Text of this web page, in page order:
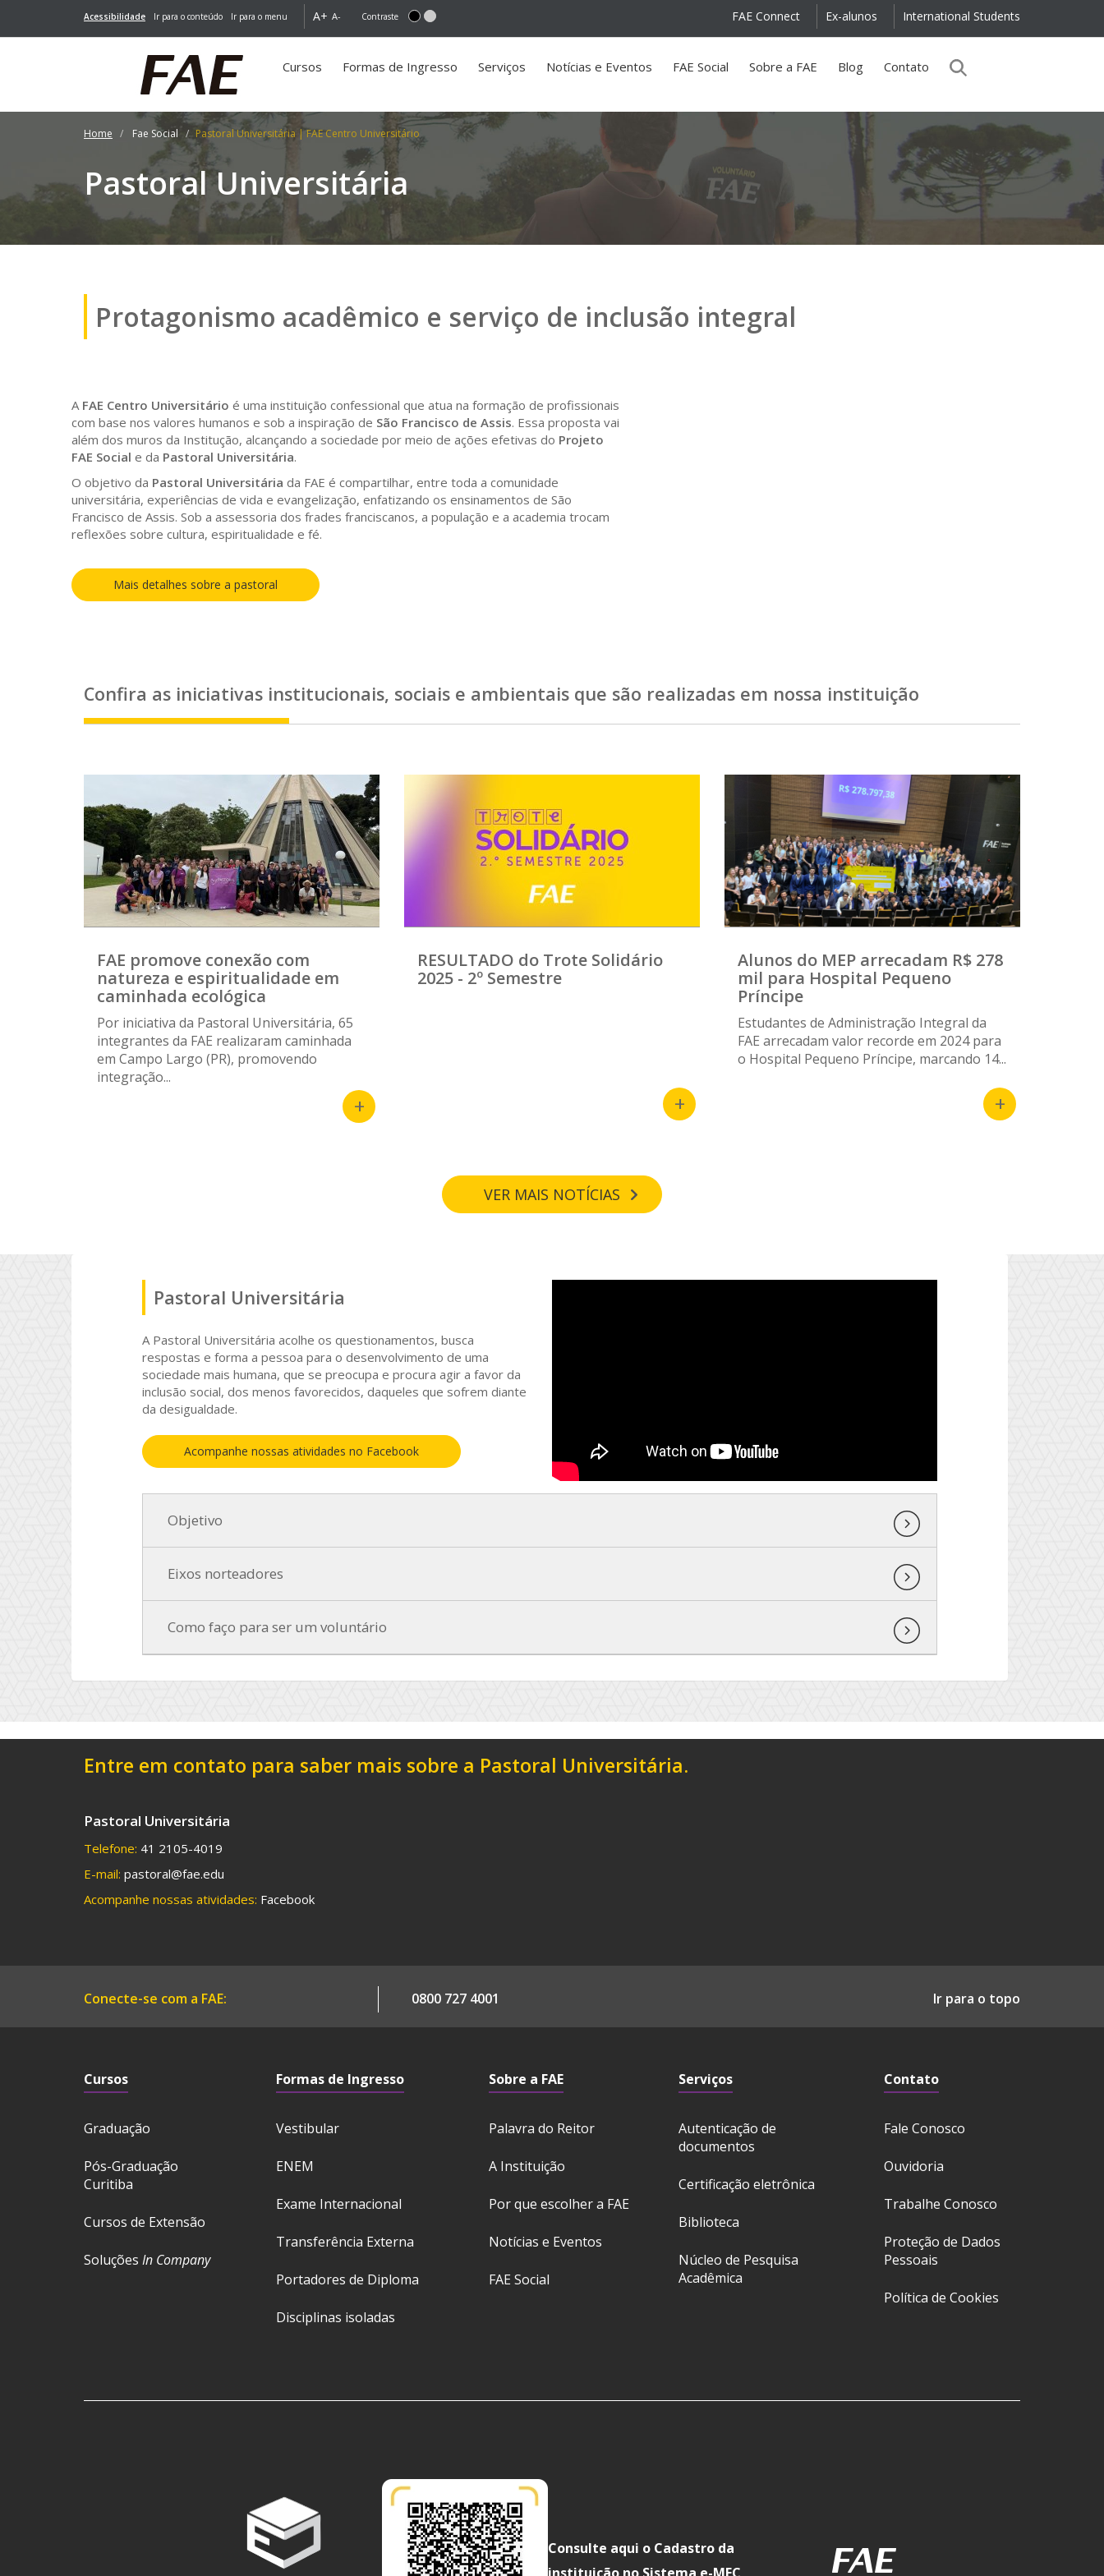
Acessibilidade Ir para o conteúdo Ir para o menu A+ A- Contraste International Students
Ex-alunos
FAE Connect
Cursos Formas de Ingresso Serviços Notícias e Eventos FAE Social
Sobre a FAE
Blog Contato
Home Fae Social Pastoral Universitária | FAE Centro Universitário
Pastoral Universitária
Protagonismo acadêmico e serviço de inclusão integral
A FAE Centro Universitário é uma instituição confessional que atua na formação de profissionais
com base nos valores humanos e sob a inspiração de São Francisco de Assis. Essa proposta vai
além dos muros da Institução, alcançando a sociedade por meio de ações efetivas do Projeto
FAE Social e da Pastoral Universitária.
O objetivo da Pastoral Universitária da FAE é compartilhar, entre toda a comunidade
universitária, experiências de vida e evangelização, enfatizando os ensinamentos de São
Francisco de Assis. Sob a assessoria dos frades franciscanos, a população e a academia trocam
reflexões sobre cultura, espiritualidade e fé.
Mais detalhes sobre a pastoral
Confira as iniciativas institucionais, sociais e ambientais que são realizadas em nossa instituição
FAE promove conexão com
natureza e espiritualidade em
caminhada ecológica
Por iniciativa da Pastoral Universitária, 65
integrantes da FAE realizaram caminhada
em Campo Largo (PR), promovendo
integração...
+
RESULTADO do Trote Solidário
2025 - 2º Semestre
+
Alunos do MEP arrecadam R$ 278
mil para Hospital Pequeno
Príncipe
Estudantes de Administração Integral da
FAE arrecadam valor recorde em 2024 para
o Hospital Pequeno Príncipe, marcando 14...
+
VER MAIS NOTÍCIAS
Pastoral Universitária
A Pastoral Universitária acolhe os questionamentos, busca
respostas e forma a pessoa para o desenvolvimento de uma
sociedade mais humana, que se preocupa e procura agir a favor da
inclusão social, dos menos favorecidos, daqueles que sofrem diante
da desigualdade.
Acompanhe nossas atividades no Facebook
Objetivo
Eixos norteadores
Como faço para ser um voluntário
Entre em contato para saber mais sobre a Pastoral Universitária.
Pastoral Universitária
Telefone: 41 2105-4019
E-mail: pastoral@fae.edu
Acompanhe nossas atividades: Facebook
Conecte-se com a FAE: 0800 727 4001 Ir para o topo
Cursos
Graduação
Pós-Graduação
Curitiba
Cursos de Extensão
Soluções In Company
Formas de Ingresso
Vestibular
ENEM
Exame Internacional
Transferência Externa
Portadores de Diploma
Disciplinas isoladas
Sobre a FAE
Palavra do Reitor
A Instituição
Por que escolher a FAE
Notícias e Eventos
FAE Social
Serviços
Autenticação de
documentos
Certificação eletrônica
Biblioteca
Núcleo de Pesquisa
Acadêmica
Contato
Fale Conosco
Ouvidoria
Trabalhe Conosco
Proteção de Dados
Pessoais
Política de Cookies
Consulte aqui o Cadastro da